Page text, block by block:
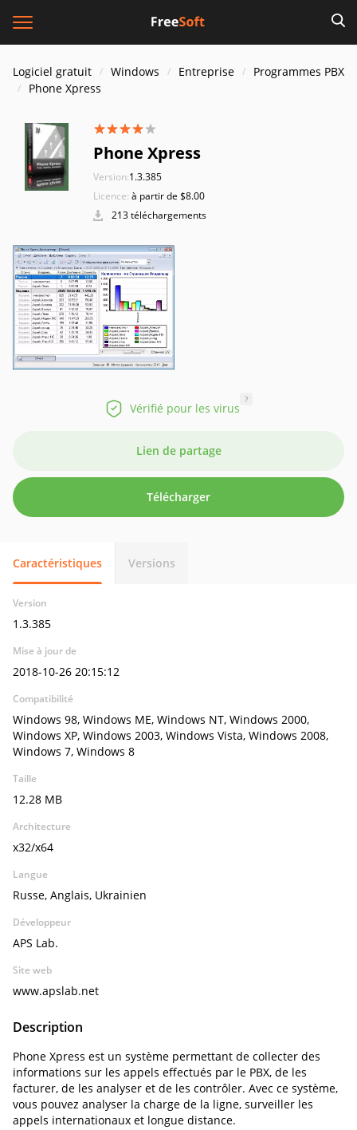
Logiciel gratuit Windows Entreprise
Programmes PBX
Phone Xpress
Phone Xpress
Version:1.3.385
Licence: à partir de $8.00
213 téléchargements
Vérifié pour les virus
?
Lien de partage
Télécharger
Caractéristiques Versions
Version
1.3.385
Mise à jour de
2018-10-26 20:15:12
Compatibilité
Windows 98, Windows ME, Windows NT, Windows 2000,
Windows XP, Windows 2003, Windows Vista, Windows 2008,
Windows 7, Windows 8
Taille
12.28 MB
Architecture
x32/x64
Langue
Russe, Anglais, Ukrainien
Développeur
APS Lab.
Site web
www.apslab.net
Description
Phone Xpress est un système permettant de collecter des
informations sur les appels effectués par le PBX, de les
facturer, de les analyser et de les contrôler. Avec ce système,
vous pouvez analyser la charge de la ligne, surveiller les
appels internationaux et longue distance.